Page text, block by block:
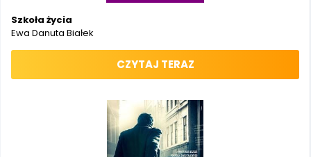
Szkoła życia
Ewa Danuta Białek
CZYTAJ TERAZ